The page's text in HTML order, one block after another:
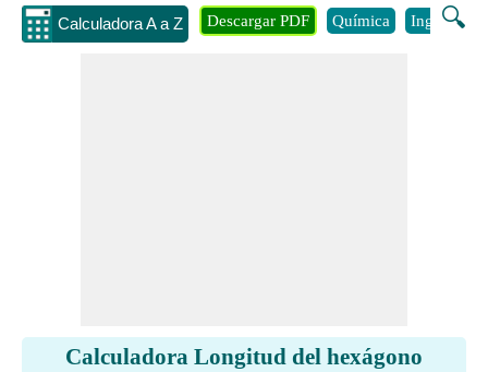
Calculadora A a Z 🔍
Descargar PDF Química Ingenieria
Calculadora Longitud del hexágono